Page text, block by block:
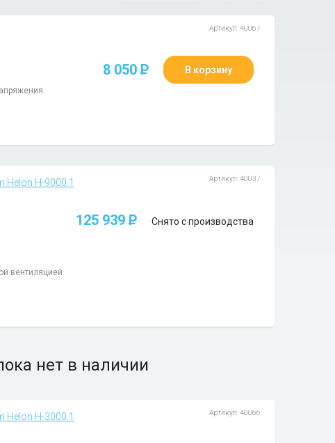
Артикул: 40067
8 050 P В корзину
Артикул: 40037
H-9000.1
125 939 P Снято с производства
вентиляцией
нет в наличии
Артикул: 40066
H-3000.1